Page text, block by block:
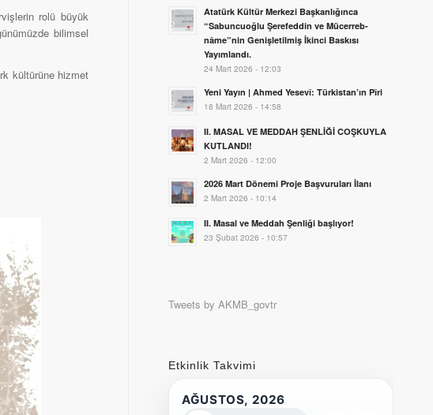
rolü büyük
bilimsel
kültürüne hizmet
Atatürk Kültür Merkezi Başkanlığınca
“Sabuncuoğlu Şerefeddin ve Mücerreb-
nâme”nin Genişletilmiş İkinci Baskısı
Yayımlandı.
24 Mart 2026 - 12:03
Yeni Yayın | Ahmed Yesevî: Türkistan’ın Pîri
18 Mart 2026 - 14:58
II. MASAL VE MEDDAH ŞENLİĞİ COŞKUYLA
KUTLANDI!
2 Mart 2026 - 12:00
2026 Mart Dönemi Proje Başvuruları İlanı
2 Mart 2026 - 10:14
II. Masal ve Meddah Şenliği başlıyor!
23 Şubat 2026 - 10:57
Tweets by AKMB_govtr
Etkinlik Takvimi
AĞUSTOS, 2026